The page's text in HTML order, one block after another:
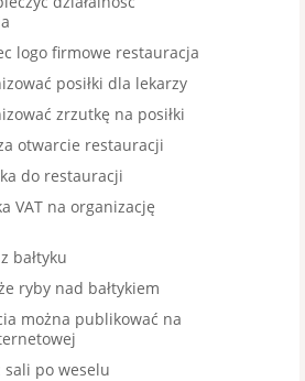
logo firmowe restauracja
posiłki dla lekarzy
zrzutkę na posiłki
otwarcie restauracji
do restauracji
VAT na organizację
bałtyku
ryby nad bałtykiem
można publikować na
sali po weselu